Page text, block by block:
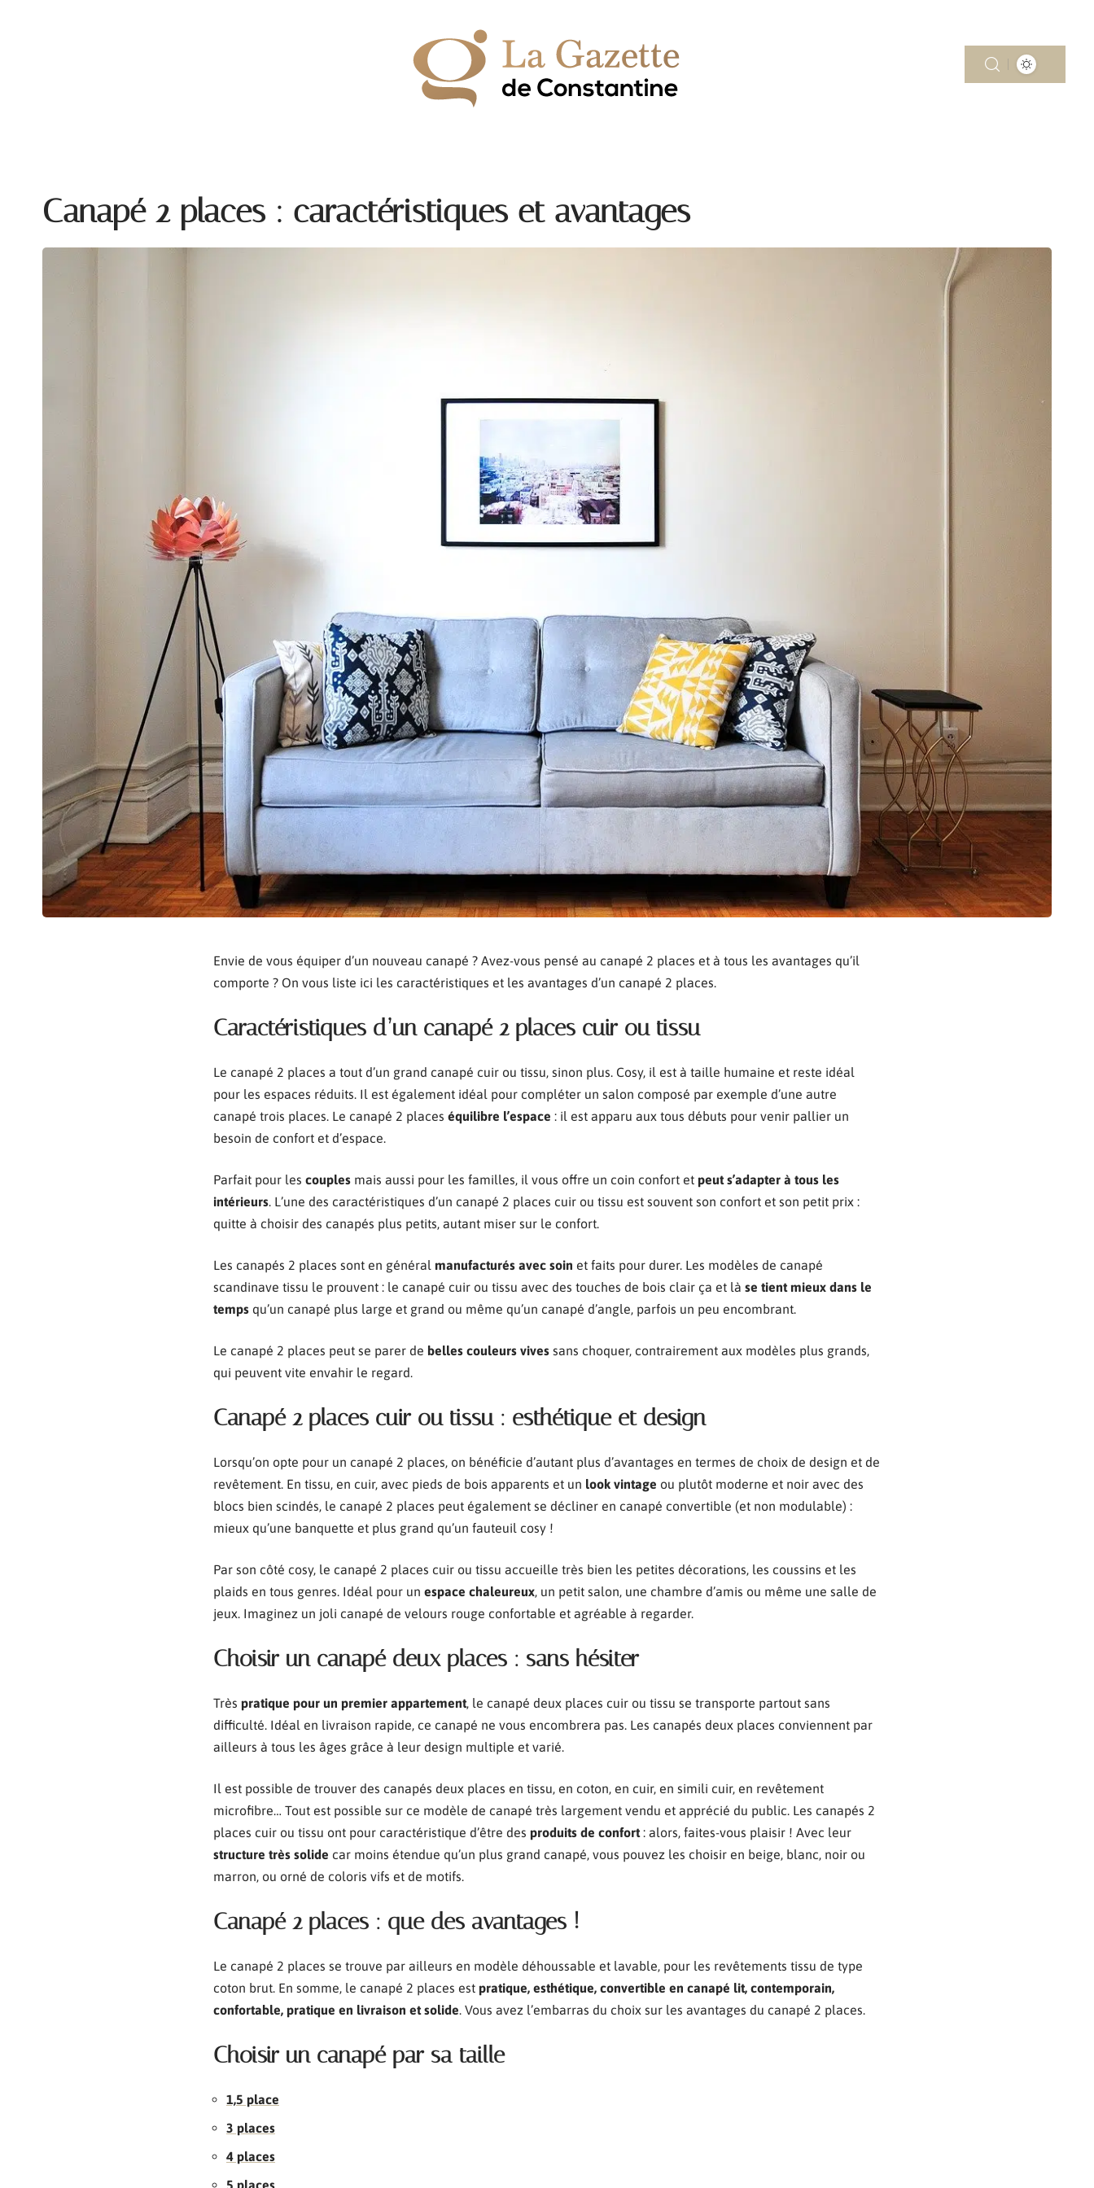
Canapé 2 places : caractéristiques et avantages
Envie de vous équiper d’un nouveau canapé ? Avez-vous pensé au canapé 2 places et à tous les avantages qu’il
comporte ? On vous liste ici les caractéristiques et les avantages d’un canapé 2 places.
Caractéristiques d’un canapé 2 places cuir ou tissu
Le canapé 2 places a tout d’un grand canapé cuir ou tissu, sinon plus. Cosy, il est à taille humaine et reste idéal
pour les espaces réduits. Il est également idéal pour compléter un salon composé par exemple d’une autre
canapé trois places. Le canapé 2 places équilibre l’espace : il est apparu aux tous débuts pour venir pallier un
besoin de confort et d’espace.
Parfait pour les couples mais aussi pour les familles, il vous offre un coin confort et peut s’adapter à tous les
intérieurs. L’une des caractéristiques d’un canapé 2 places cuir ou tissu est souvent son confort et son petit prix :
quitte à choisir des canapés plus petits, autant miser sur le confort.
Les canapés 2 places sont en général manufacturés avec soin et faits pour durer. Les modèles de canapé
scandinave tissu le prouvent : le canapé cuir ou tissu avec des touches de bois clair ça et là se tient mieux dans le
temps qu’un canapé plus large et grand ou même qu’un canapé d’angle, parfois un peu encombrant.
Le canapé 2 places peut se parer de belles couleurs vives sans choquer, contrairement aux modèles plus grands,
qui peuvent vite envahir le regard.
Canapé 2 places cuir ou tissu : esthétique et design
Lorsqu’on opte pour un canapé 2 places, on bénéficie d’autant plus d’avantages en termes de choix de design et de
revêtement. En tissu, en cuir, avec pieds de bois apparents et un look vintage ou plutôt moderne et noir avec des
blocs bien scindés, le canapé 2 places peut également se décliner en canapé convertible (et non modulable) :
mieux qu’une banquette et plus grand qu’un fauteuil cosy !
Par son côté cosy, le canapé 2 places cuir ou tissu accueille très bien les petites décorations, les coussins et les
plaids en tous genres. Idéal pour un espace chaleureux, un petit salon, une chambre d’amis ou même une salle de
jeux. Imaginez un joli canapé de velours rouge confortable et agréable à regarder.
Choisir un canapé deux places : sans hésiter
Très pratique pour un premier appartement, le canapé deux places cuir ou tissu se transporte partout sans
difficulté. Idéal en livraison rapide, ce canapé ne vous encombrera pas. Les canapés deux places conviennent par
ailleurs à tous les âges grâce à leur design multiple et varié.
Il est possible de trouver des canapés deux places en tissu, en coton, en cuir, en simili cuir, en revêtement
microfibre… Tout est possible sur ce modèle de canapé très largement vendu et apprécié du public. Les canapés 2
places cuir ou tissu ont pour caractéristique d’être des produits de confort: alors, faites-vous plaisir ! Avec leur
structure très solide car moins étendue qu’un plus grand canapé, vous pouvez les choisir en beige, blanc, noir ou
marron, ou orné de coloris vifs et de motifs.
Canapé 2 places : que des avantages !
Le canapé 2 places se trouve par ailleurs en modèle déhoussable et lavable, pour les revêtements tissu de type
coton brut. En somme, le canapé 2 places est pratique, esthétique, convertible en canapé lit, contemporain,
confortable, pratique en livraison et solide. Vous avez l’embarras du choix sur les avantages du canapé 2 places.
Choisir un canapé par sa taille
1,5 place
3 places
4 places